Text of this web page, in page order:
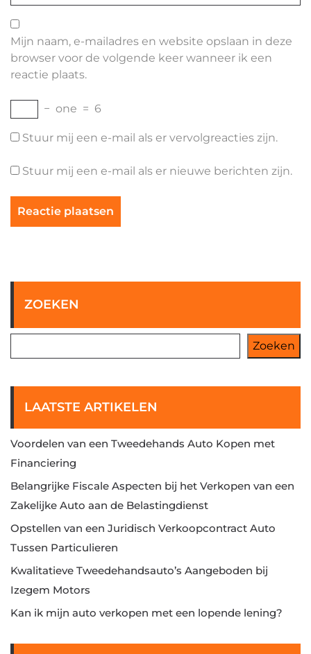
Mijn naam, e-mailadres en website opslaan in deze
browser voor de volgende keer wanneer ik een
reactie plaats.
− one = 6
Stuur mij een e-mail als er vervolgreacties zijn.
Stuur mij een e-mail als er nieuwe berichten zijn.
ZOEKEN
Zoeken
LAATSTE ARTIKELEN
Voordelen van een Tweedehands Auto Kopen met
Financiering
Belangrijke Fiscale Aspecten bij het Verkopen van een
Zakelijke Auto aan de Belastingdienst
Opstellen van een Juridisch Verkoopcontract Auto
Tussen Particulieren
Kwalitatieve Tweedehandsauto’s Aangeboden bij
Izegem Motors
Kan ik mijn auto verkopen met een lopende lening?